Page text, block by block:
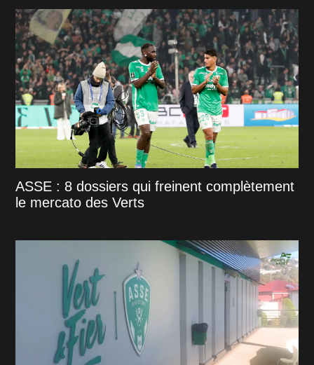
ASSE : 8 dossiers qui freinent complètement
le mercato des Verts